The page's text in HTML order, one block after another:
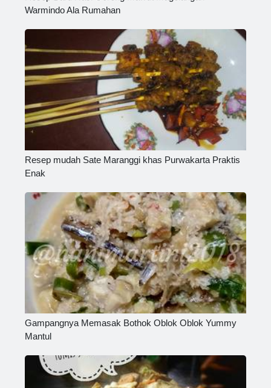
Warmindo Ala Rumahan
Resep mudah Sate Maranggi khas Purwakarta Praktis
Enak
Gampangnya Memasak Bothok Oblok Oblok Yummy
Mantul